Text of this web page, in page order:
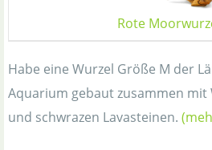
Rote
Habe eine Wurzel Größe M der
Aquarium gebaut zusammen mit
und schwrazen Lavasteinen.